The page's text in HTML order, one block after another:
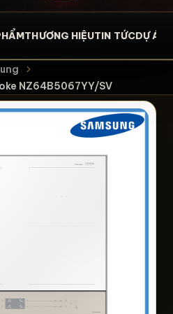
THƯƠNG HIỆUTIN TỨCDỰ ÁN
NZ64B5067YY/SV